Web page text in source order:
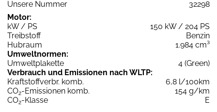
Unsere Nummer
32298
Motor:
kW / PS
150 kW / 204 PS
Treibstoff
Benzin
Hubraum
1.984 cm³
Umweltnormen:
Umweltplakette
4 (Green)
Verbrauch und Emissionen nach WLTP:
Kraftstoffverbr. komb.
6,8 l/100km
CO2-Emissionen komb.
154 g/km
CO2-Klasse
E